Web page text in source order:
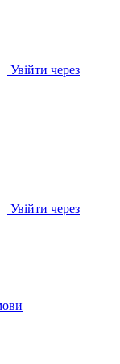
Увійти через
Увійти через